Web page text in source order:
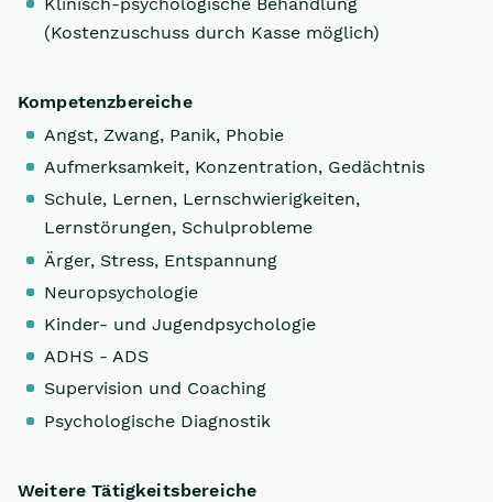
(Kostenzuschuss durch Kasse möglich)
Kompetenzbereiche
Angst, Zwang, Panik, Phobie
Aufmerksamkeit, Konzentration, Gedächtnis
Schule, Lernen, Lernschwierigkeiten,
Lernstörungen, Schulprobleme
Ärger, Stress, Entspannung
Neuropsychologie
Kinder- und Jugendpsychologie
ADHS - ADS
Supervision und Coaching
Psychologische Diagnostik
Weitere Tätigkeitsbereiche